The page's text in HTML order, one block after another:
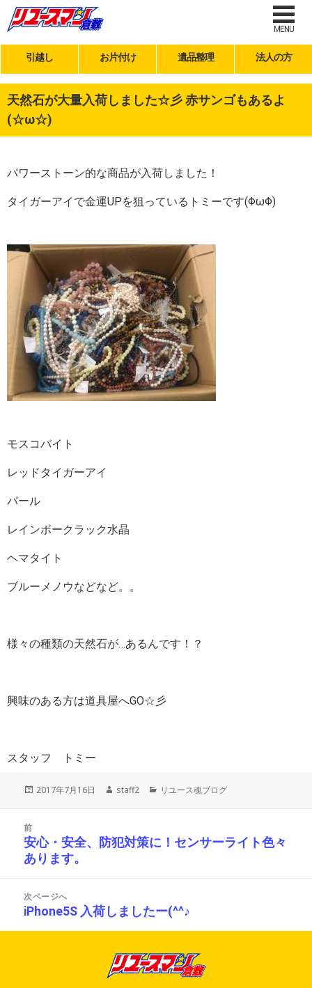
MENU
引越し お片付け 遺品整理 法人の方
天然石が大量入荷しました☆彡 赤サンゴもあるよ
(☆ω☆)
パワーストーン的な商品が入荷しました！
タイガーアイで金運UPを狙っているトミーです(ΦωΦ)
モスコバイト
レッドタイガーアイ
パール
レインボークラック水晶
ヘマタイト
ブルーメノウなどなど。。
様々の種類の天然石が…あるんです！？
興味のある方は道具屋へGO☆彡
スタッフ トミー
投
2017年7月16日
作
staff2
カ
ー
リユース魂ブログ
前
前
の
稿:
安心・安全、防犯対策に！センサーライト色々
あります。
次ページへ
次
の
iPhone5S 入荷しましたー(^^♪